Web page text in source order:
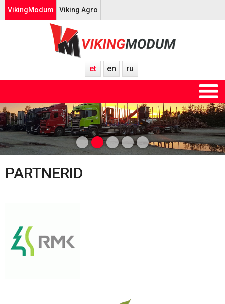
VikingModum Viking Agro
et en ru
PARTNERID